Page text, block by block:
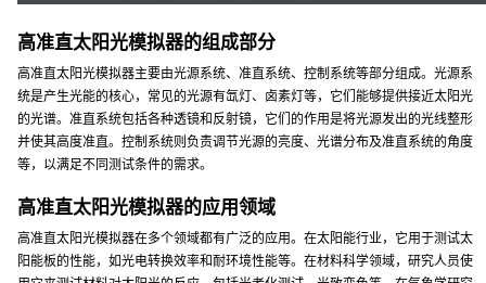
高准直太阳光模拟器的组成部分
高准直太阳光模拟器主要由光源系统、准直系统、控制系统等部分组成。光源系
统是产生光能的核心，常见的光源有氙灯、卤素灯等，它们能够提供接近太阳光
的光谱。准直系统包括各种透镜和反射镜，它们的作用是将光源发出的光线整形
并使其高度准直。控制系统则负责调节光源的亮度、光谱分布及准直系统的角度
等，以满足不同测试条件的需求。
高准直太阳光模拟器的应用领域
高准直太阳光模拟器在多个领域都有广泛的应用。在太阳能行业，它用于测试太
阳能板的性能，如光电转换效率和耐环境性能等。在材料科学领域，研究人员使